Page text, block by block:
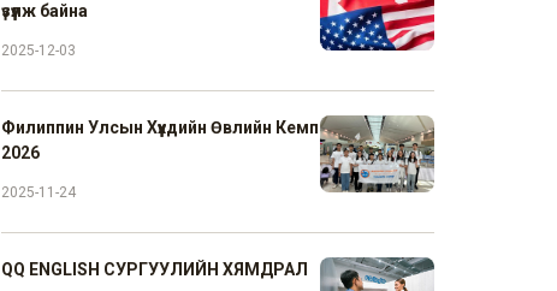
үзүүлж байна
2025-12-03
Филиппин Улсын Хүүхдийн Өвлийн Кемп
2026
2025-11-24
QQ ENGLISH СУРГУУЛИЙН ХЯМДРАЛ